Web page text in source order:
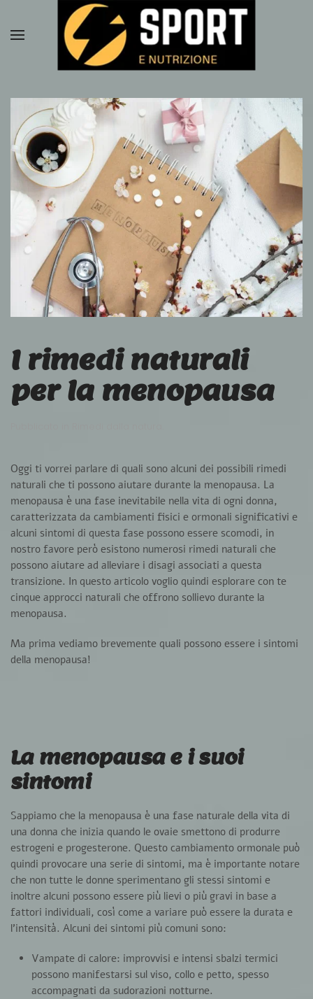
Passa al contenuto principale
I rimedi naturali
per la menopausa
Oggi ti vorrei parlare di quali sono alcuni dei possibili rimedi
naturali che ti possono aiutare durante la menopausa. La
menopausa è una fase inevitabile nella vita di ogni donna,
caratterizzata da cambiamenti fisici e ormonali significativi e
alcuni sintomi di questa fase possono essere scomodi, in
nostro favore però esistono numerosi rimedi naturali che
possono aiutare ad alleviare i disagi associati a questa
transizione. In questo articolo voglio quindi esplorare con te
cinque approcci naturali che offrono sollievo durante la
menopausa.
Ma prima vediamo brevemente quali possono essere i sintomi
della menopausa!
La menopausa e i suoi
sintomi
Sappiamo che la menopausa è una fase naturale della vita di
una donna che inizia quando le ovaie smettono di produrre
estrogeni e progesterone. Questo cambiamento ormonale può
quindi provocare una serie di sintomi, ma è importante notare
che non tutte le donne sperimentano gli stessi sintomi e
inoltre alcuni possono essere più lievi o più gravi in base a
fattori individuali, così come a variare può essere la durata e
l’intensità. Alcuni dei sintomi più comuni sono:
Vampate di calore: improvvisi e intensi sbalzi termici
possono manifestarsi sul viso, collo e petto, spesso
accompagnati da sudorazioni notturne.